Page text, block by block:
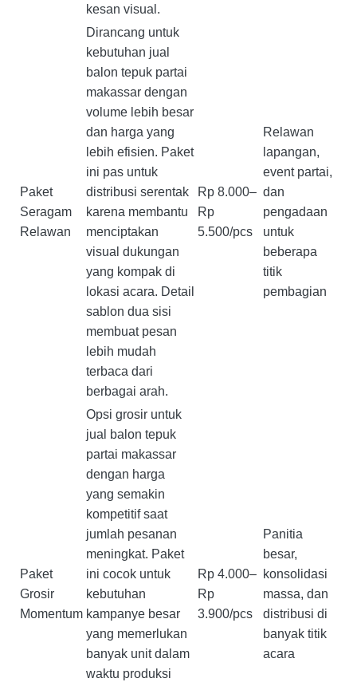
kesan visual.
Paket
Seragam
Relawan
Dirancang untuk
kebutuhan jual
balon tepuk partai
makassar dengan
volume lebih besar
dan harga yang
lebih efisien. Paket
ini pas untuk
distribusi serentak
karena membantu
menciptakan
visual dukungan
yang kompak di
lokasi acara. Detail
sablon dua sisi
membuat pesan
lebih mudah
terbaca dari
berbagai arah.
Rp 8.000–
Rp
5.500/pcs
Relawan
lapangan,
event partai,
dan
pengadaan
untuk
beberapa
titik
pembagian
Paket
Grosir
Momentum
Opsi grosir untuk
jual balon tepuk
partai makassar
dengan harga
yang semakin
kompetitif saat
jumlah pesanan
meningkat. Paket
ini cocok untuk
kebutuhan
kampanye besar
yang memerlukan
banyak unit dalam
waktu produksi
Rp 4.000–
Rp
3.900/pcs
Panitia
besar,
konsolidasi
massa, dan
distribusi di
banyak titik
acara